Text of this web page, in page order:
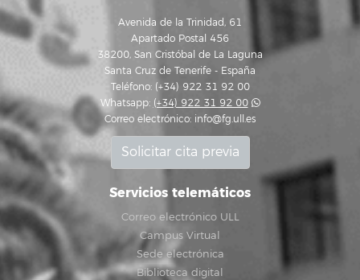
Avenida de la Trinidad, 61
Apartado Postal 456
38200, San Cristóbal de La Laguna
Santa Cruz de Tenerife - España
Teléfono: (+34) 922 31 92 00
Whatsapp: (+34) 922 31 92 00
Correo electrónico: info@fg.ull.es
Solicitar cita previa
Servicios telemáticos
Correo electrónico ULL
Campus Virtual
Sede electrónica
Biblioteca digital